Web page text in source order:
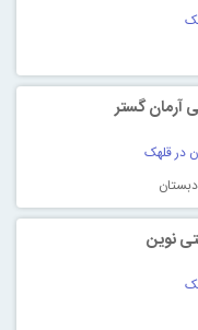
آرمان گستر
در قلهک
نوین